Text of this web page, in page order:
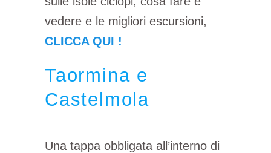
vedere e le migliori escursioni,
CLICCA QUI !
Taormina e
Castelmola
Una tappa obbligata all’interno di